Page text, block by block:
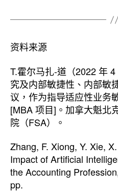
资料来源
T.霍尔马扎-道（2022 年
究及内部敏捷性、内部敏
议，作为指导适应性业务
[MBA 项目]。加拿大魁北
院（FSA）。
Zhang, F. Xiong, Y. Xie,
Impact of Artificial
the Accounting
pp.